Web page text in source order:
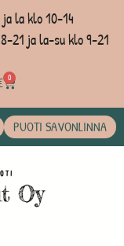
la klo 10-14
8-21 ja la-su klo 9-21
0
PUOTI SAVONLINNA